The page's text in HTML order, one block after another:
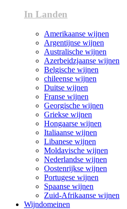
In Landen
Amerikaanse wijnen
Argentijnse wijnen
Australische wijnen
Azerbeidzjaanse wijnen
Belgische wijnen
chileense wijnen
Duitse wijnen
Franse wijnen
Georgische wijnen
Griekse wijnen
Hongaarse wijnen
Italiaanse wijnen
Libanese wijnen
Moldavische wijnen
Nederlandse wijnen
Oostenrijkse wijnen
Portugese wijnen
Spaanse wijnen
Zuid-Afrikaanse wijnen
Wijndomeinen